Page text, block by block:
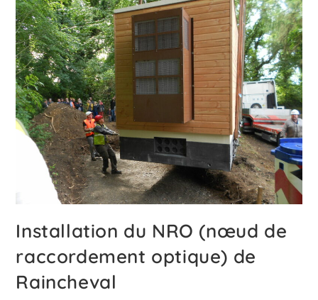
Installation du NRO (nœud de
raccordement optique) de
Raincheval